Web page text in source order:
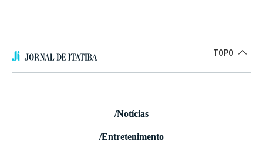
TOPO
/Notícias
/Entretenimento